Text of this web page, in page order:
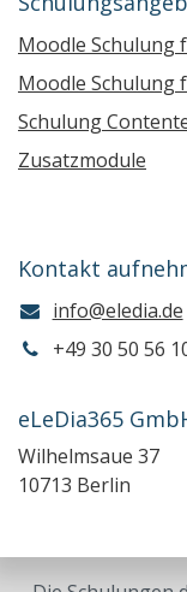
Moodle Schulung
Moodle Schulung
Schulung
Zusatzmodule
Kontakt
info@eledia.de
+49 30 50 56
eLeDia365
Wilhelmsaue 37
10713 Berlin